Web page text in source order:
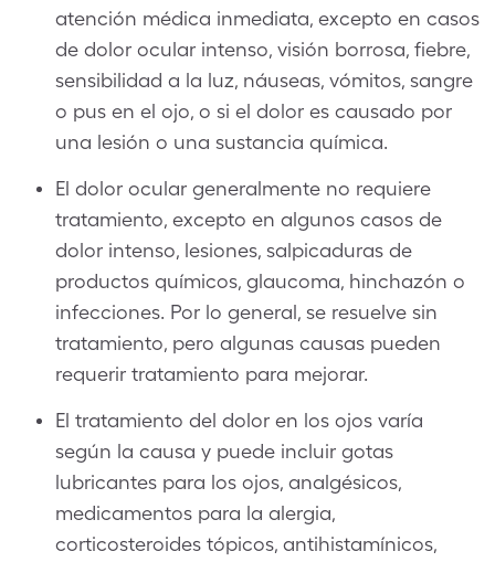
atención médica inmediata, excepto en casos
de dolor ocular intenso, visión borrosa, fiebre,
sensibilidad a la luz, náuseas, vómitos, sangre
o pus en el ojo, o si el dolor es causado por
una lesión o una sustancia química.
El dolor ocular generalmente no requiere
tratamiento, excepto en algunos casos de
dolor intenso, lesiones, salpicaduras de
productos químicos, glaucoma, hinchazón o
infecciones. Por lo general, se resuelve sin
tratamiento, pero algunas causas pueden
requerir tratamiento para mejorar.
El tratamiento del dolor en los ojos varía
según la causa y puede incluir gotas
lubricantes para los ojos, analgésicos,
medicamentos para la alergia,
corticosteroides tópicos, antihistamínicos,